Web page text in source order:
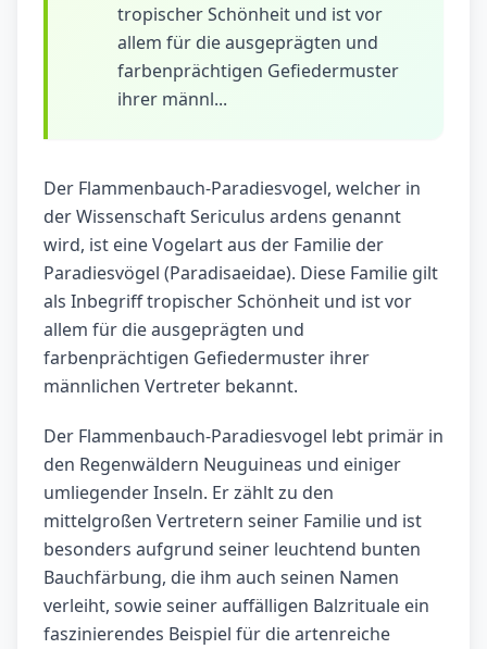
tropischer Schönheit und ist vor
allem für die ausgeprägten und
farbenprächtigen Gefiedermuster
ihrer männl...
Der Flammenbauch-Paradiesvogel, welcher in
der Wissenschaft Sericulus ardens genannt
wird, ist eine Vogelart aus der Familie der
Paradiesvögel (Paradisaeidae). Diese Familie gilt
als Inbegriff tropischer Schönheit und ist vor
allem für die ausgeprägten und
farbenprächtigen Gefiedermuster ihrer
männlichen Vertreter bekannt.
Der Flammenbauch-Paradiesvogel lebt primär in
den Regenwäldern Neuguineas und einiger
umliegender Inseln. Er zählt zu den
mittelgroßen Vertretern seiner Familie und ist
besonders aufgrund seiner leuchtend bunten
Bauchfärbung, die ihm auch seinen Namen
verleiht, sowie seiner auffälligen Balzrituale ein
faszinierendes Beispiel für die artenreiche